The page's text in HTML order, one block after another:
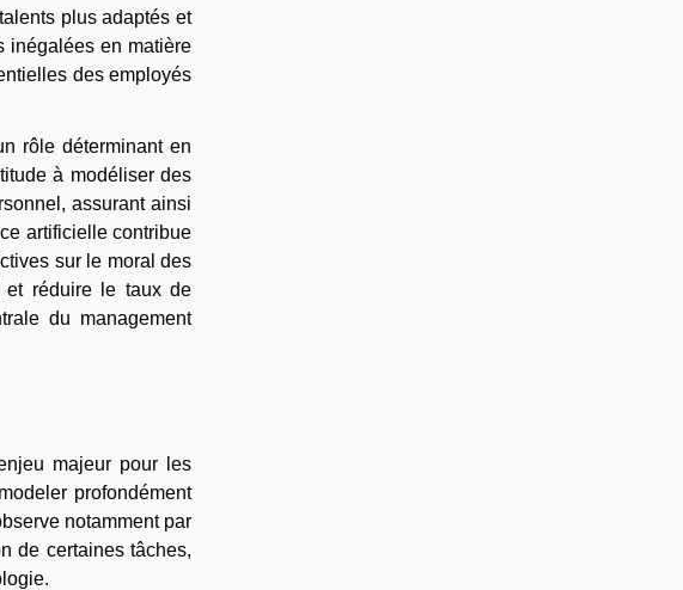
plus adaptés et
inégalées en matière
des employés
rôle déterminant en
à modéliser des
assurant ainsi
artificielle contribue
sur le moral des
et réduire le taux de
du management
majeur pour les
profondément
notamment par
de certaines tâches,